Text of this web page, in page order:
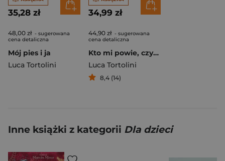
35,28 zł
48,00 zł - sugerowana
cena detaliczna
Mój pies i ja
Luca Tortolini
34,99 zł
44,90 zł - sugerowana
cena detaliczna
Kto mi powie, czym jest szczęście?
Luca Tortolini
8,4 (14)
Inne książki z kategorii Dla dzieci